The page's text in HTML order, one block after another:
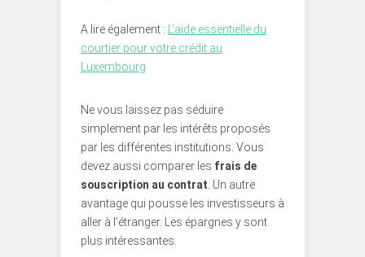
A lire également : L’aide essentielle du
courtier pour votre crédit au
Luxembourg
Ne vous laissez pas séduire
simplement par les intérêts proposés
par les différentes institutions. Vous
devez aussi comparer les frais de
souscription au contrat. Un autre
avantage qui pousse les investisseurs à
aller à l’étranger. Les épargnes y sont
plus intéressantes.